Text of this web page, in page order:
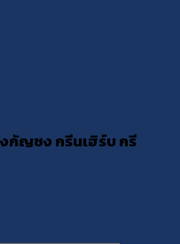
กัญชง กรีนเฮิร์บ กรี